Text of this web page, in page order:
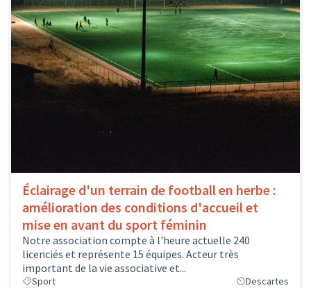
Éclairage d'un terrain de football en herbe :
amélioration des conditions d'accueil et
mise en avant du sport féminin
Notre association compte à l'heure actuelle 240
licenciés et représente 15 équipes. Acteur très
important de la vie associative et...
Sport Descartes